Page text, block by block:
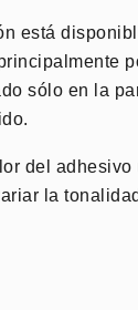
está
sólo en la
del
la